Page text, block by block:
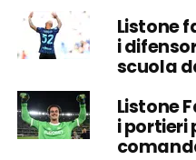
Listone
i
scuola
Listone
i portieri